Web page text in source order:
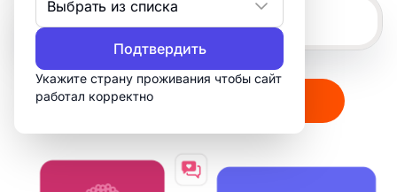
Выбрать из списка
Подтвердить
Укажите страну проживания чтобы сайт
работал корректноСоздать мой логотип